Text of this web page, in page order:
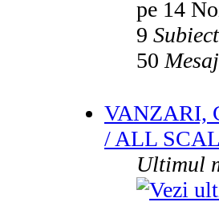
pe 14
9
50
VANZARI,
/ ALL
Ultimul